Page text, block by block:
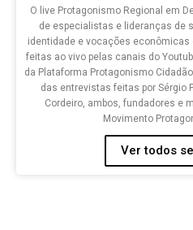
O live Protagonismo Regional em
de especialistas e lideranças de
identidade e vocações
feitas ao vivo pelas canais do
da Plataforma Protagonismo
das entrevistas feitas por Sérgio
Cordeiro, ambos, fundadores e
Movimento
Ver todos